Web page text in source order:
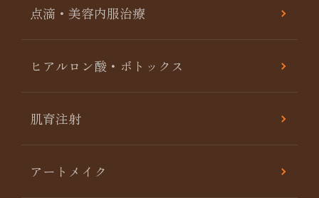
点滴・美容内服治療
ヒアルロン酸・ボトックス
肌育注射
アートメイク